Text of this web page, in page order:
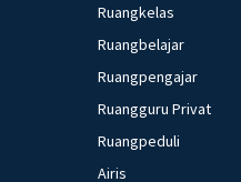
Ruangkelas
Ruangbelajar
Ruangpengajar
Ruangguru Privat
Ruangpeduli
Airis